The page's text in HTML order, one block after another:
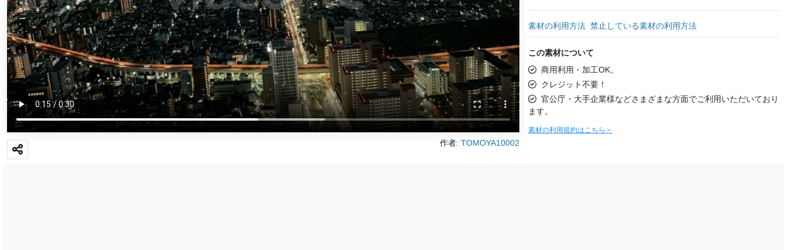
作者: TOMOYA10002
素材の利用方法 禁止している素材の利用方法
この素材について
商用利用・加工OK。
クレジット不要！
官公庁・大手企業様などさまざまな方面でご利用いただいており
ます。
素材の利用規約はこちら＞